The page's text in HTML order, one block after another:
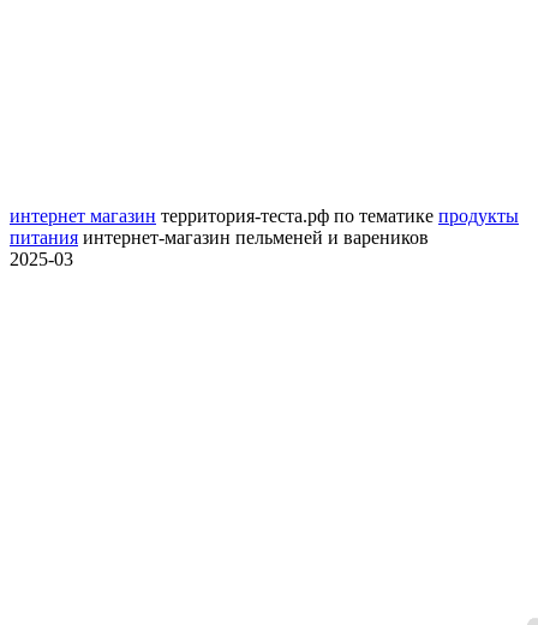
интернет магазин территория-теста.рф по тематике продукты
питания интернет-магазин пельменей и вареников
2025-03